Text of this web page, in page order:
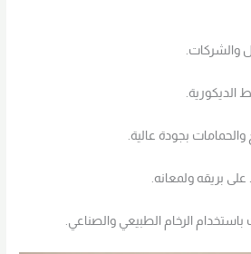
والشركات.
الديكورية.
بجودة عالية.
على بريقه ولمعانه.
باستخدام الرخام الطبيعي والصناعي.